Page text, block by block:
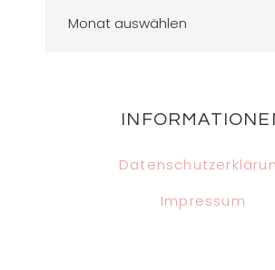
Impressum